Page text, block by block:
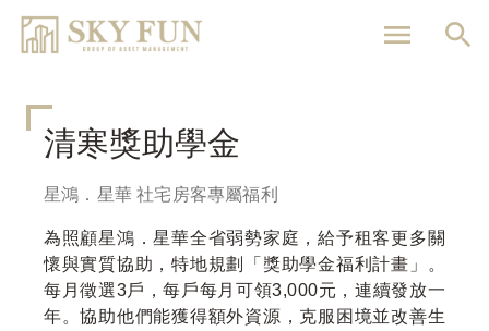
清寒獎助學金
星鴻．星華 社宅房客專屬福利
為照顧星鴻．星華全省弱勢家庭，給予租客更多關
懷與實質協助，特地規劃「獎助學金福利計畫」。
每月徵選3戶，每戶每月可領3,000元，連續發放一
年。協助他們能獲得額外資源，克服困境並改善生